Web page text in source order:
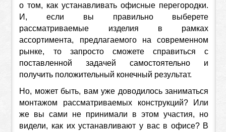
о том, как устанавливать офисные перегородки.
И, если вы правильно выберете
рассматриваемые изделия в рамках
ассортимента, предлагаемого на современном
рынке, то запросто сможете справиться с
поставленной задачей самостоятельно и
получить положительный конечный результат.
Но, может быть, вам уже доводилось заниматься
монтажом рассматриваемых конструкций? Или
же вы сами не принимали в этом участия, но
видели, как их устанавливают у вас в офисе? В